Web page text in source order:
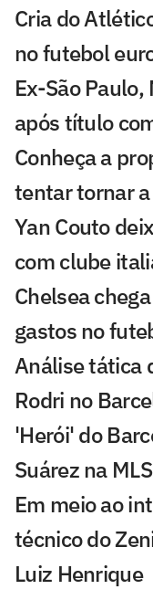
Cria do
no futebol
Ex-São
após título
Conheça a
tentar tornar
Yan Couto
com clube
Chelsea
gastos no
Análise tática
Rodri no
'Herói' do
Suárez na MLS
Em meio ao
técnico do
Luiz Henrique